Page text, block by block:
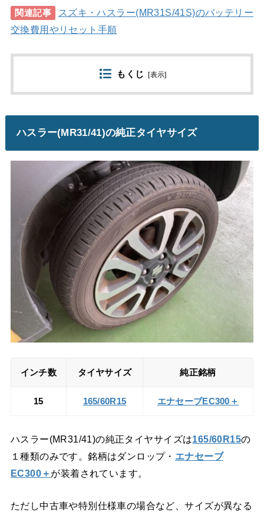
関連記事
スズキ・ハスラー(MR31S/41S)のバッテリー
交換費用やリセット手順
もくじ [表示]
ハスラー(MR31/41)の純正タイヤサイズ
インチ数 タイヤサイズ 純正銘柄
15 165/60R15 エナセーブEC300＋
ハスラー(MR31/41)の純正タイヤサイズは165/60R15の
１種類のみです。銘柄はダンロップ・ エナセーブ
EC300＋ が装着されています。
ただし中古車や特別仕様車の場合など、サイズが異なる